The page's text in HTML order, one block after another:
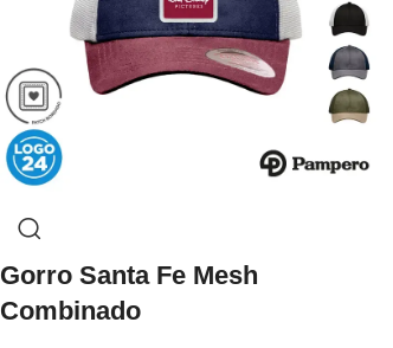
Gorro Santa Fe Mesh
Combinado